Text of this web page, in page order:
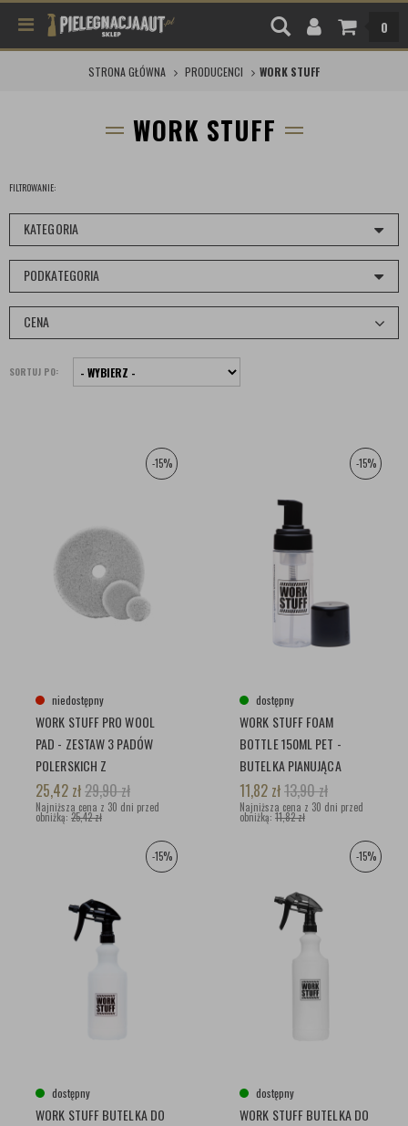
0
STRONA GŁÓWNA PRODUCENCI WORK STUFF
WORK STUFF
FILTROWANIE:
KATEGORIA
PODKATEGORIA
CENA
SORTUJ PO:
-15%
niedostępny
WORK STUFF PRO WOOL
PAD - ZESTAW 3 PADÓW
POLERSKICH Z
NATURALNEJ WEŁNY
25,42 zł29,90zł
Najniższa cena z 30 dni przed
obniżką: 25,42 zł
-15%
dostępny
WORK STUFF FOAM
BOTTLE 150ML PET -
BUTELKA PIANUJĄCA
11,82 zł13,90zł
Najniższa cena z 30 dni przed
obniżką: 11,82 zł
-15%
dostępny
WORK STUFF BUTELKA DO
-15%
dostępny
WORK STUFF BUTELKA DO